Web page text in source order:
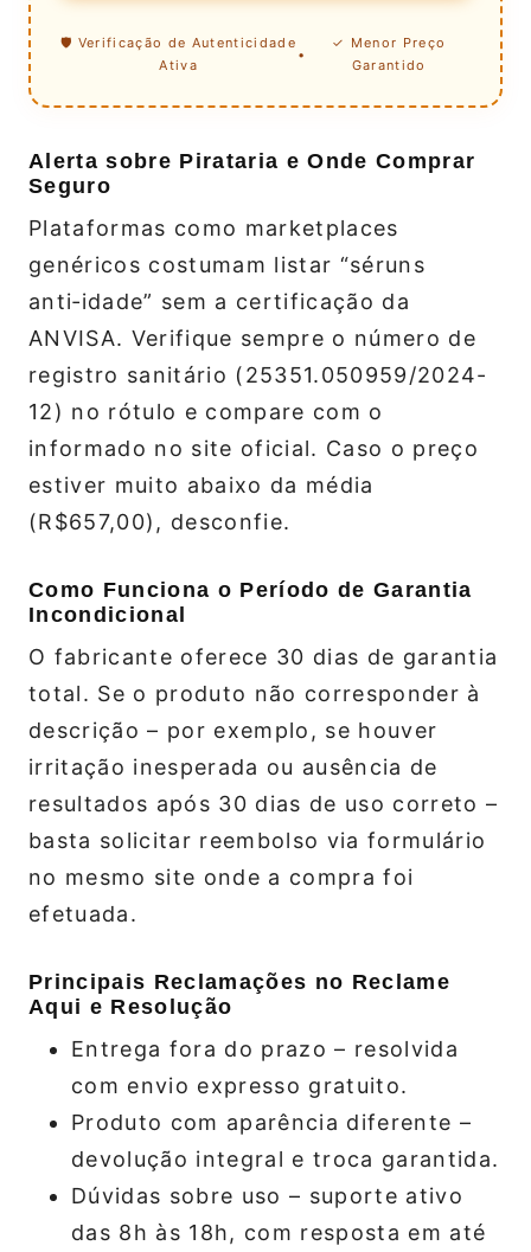
🛡️ Verificação de Autenticidade
Ativa
•
✓ Menor Preço
Garantido
Alerta sobre Pirataria e Onde Comprar
Seguro
Plataformas como marketplaces
genéricos costumam listar “séruns
anti‑idade” sem a certificação da
ANVISA. Verifique sempre o número de
registro sanitário (25351.050959/2024-
12) no rótulo e compare com o
informado no site oficial. Caso o preço
estiver muito abaixo da média
(R$657,00), desconfie.
Como Funciona o Período de Garantia
Incondicional
O fabricante oferece 30 dias de garantia
total. Se o produto não corresponder à
descrição – por exemplo, se houver
irritação inesperada ou ausência de
resultados após 30 dias de uso correto –
basta solicitar reembolso via formulário
no mesmo site onde a compra foi
efetuada.
Principais Reclamações no Reclame
Aqui e Resolução
Entrega fora do prazo – resolvida
com envio expresso gratuito.
Produto com aparência diferente –
devolução integral e troca garantida.
Dúvidas sobre uso – suporte ativo
das 8h às 18h, com resposta em até